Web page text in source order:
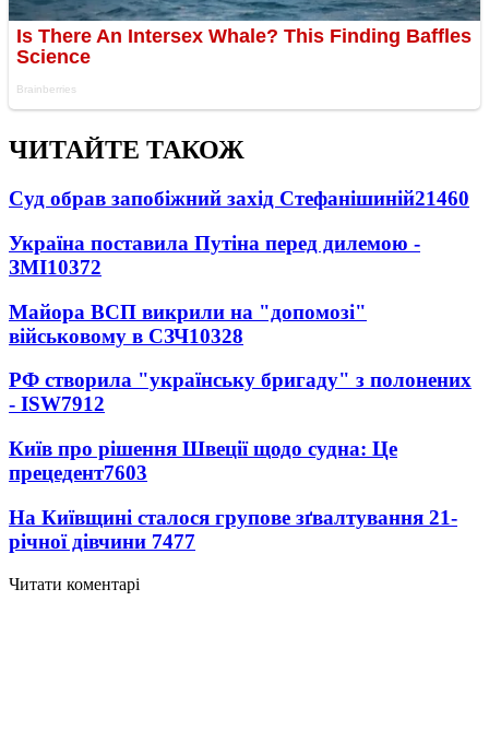
ЧИТАЙТЕ ТАКОЖ
Суд обрав запобіжний захід Стефанішиній21460
Україна поставила Путіна перед дилемою -
ЗМІ10372
Майора ВСП викрили на "допомозі"
військовому в СЗЧ10328
РФ створила "українську бригаду" з полонених
- ISW7912
Київ про рішення Швеції щодо судна: Це
прецедент7603
На Київщині сталося групове зґвалтування 21-
річної дівчини 7477
Читати коментарі